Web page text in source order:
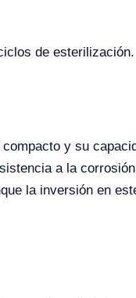
de esterilización.
y su
a la
la inversión en